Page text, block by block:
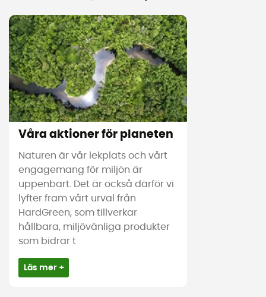
Våra aktioner för planeten
Naturen är vår lekplats och vårt
engagemang för miljön är
uppenbart. Det är också därför vi
lyfter fram vårt urval från
HardGreen, som tillverkar
hållbara, miljövänliga produkter
som bidrar t
Läs mer +